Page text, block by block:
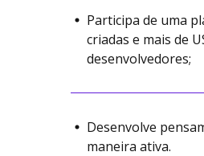
Participa de uma
criadas e mais de
desenvolvedores;
Desenvolve
maneira ativa.